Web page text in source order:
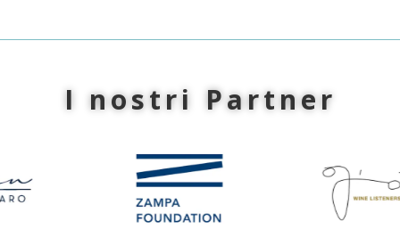
I nostri Partner